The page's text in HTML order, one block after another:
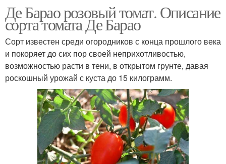
Де Барао розовый томат. Описание
сорта томата Де Барао
Сорт известен среди огородников с конца прошлого века
и покоряет до сих пор своей неприхотливостью,
возможностью расти в тени, в открытом грунте, давая
роскошный урожай с куста до 15 килограмм.